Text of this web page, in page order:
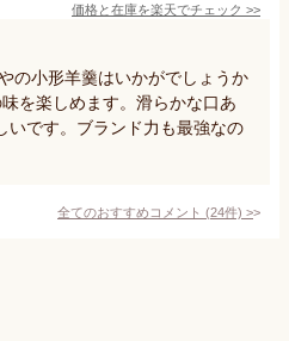
価格と在庫を楽天でチェック >>
の小形羊羹はいかがでしょうか
を楽しめます。滑らかな口あ
いです。ブランド力も最強なの
全てのおすすめコメント (24件) >